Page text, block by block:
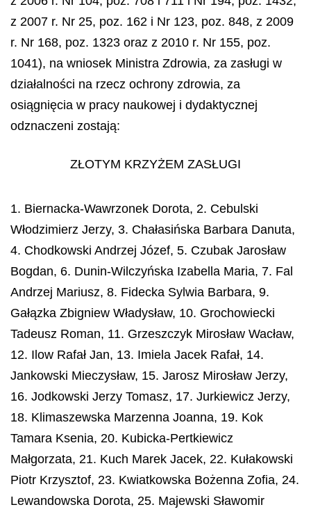
z 2007 r. Nr 25, poz. 162 i Nr 123, poz. 848, z 2009
r. Nr 168, poz. 1323 oraz z 2010 r. Nr 155, poz.
1041), na wniosek Ministra Zdrowia, za zasługi w
działalności na rzecz ochrony zdrowia, za
osiągnięcia w pracy naukowej i dydaktycznej
odznaczeni zostają:
ZŁOTYM KRZYŻEM ZASŁUGI
1. Biernacka-Wawrzonek Dorota, 2. Cebulski
Włodzimierz Jerzy, 3. Chałasińska Barbara Danuta,
4. Chodkowski Andrzej Józef, 5. Czubak Jarosław
Bogdan, 6. Dunin-Wilczyńska Izabella Maria, 7. Fal
Andrzej Mariusz, 8. Fidecka Sylwia Barbara, 9.
Gałązka Zbigniew Władysław, 10. Grochowiecki
Tadeusz Roman, 11. Grzeszczyk Mirosław Wacław,
12. Ilow Rafał Jan, 13. Imiela Jacek Rafał, 14.
Jankowski Mieczysław, 15. Jarosz Mirosław Jerzy,
16. Jodkowski Jerzy Tomasz, 17. Jurkiewicz Jerzy,
18. Klimaszewska Marzenna Joanna, 19. Kok
Tamara Ksenia, 20. Kubicka-Pertkiewicz
Małgorzata, 21. Kuch Marek Jacek, 22. Kułakowski
Piotr Krzysztof, 23. Kwiatkowska Bożenna Zofia, 24.
Lewandowska Dorota, 25. Majewski Sławomir